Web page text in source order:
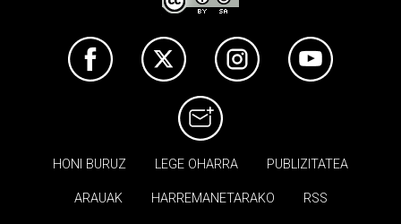
HONI BURUZ LEGE OHARRA PUBLIZITATEA
ARAUAK HARREMANETARAKO RSS